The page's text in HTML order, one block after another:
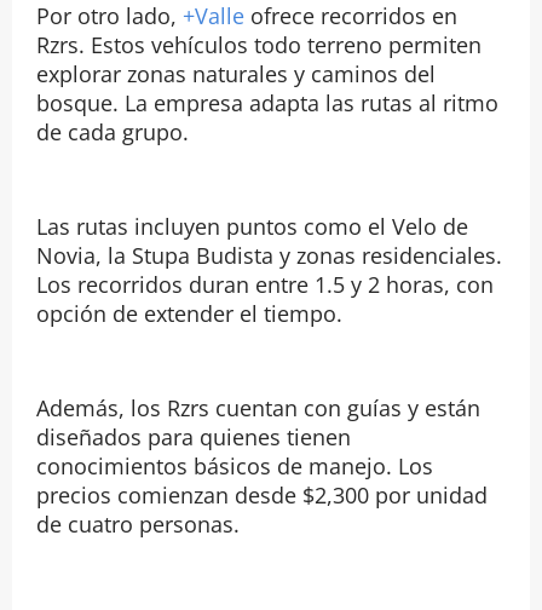
Por otro lado, +Valleofrece recorridos en
Rzrs. Estos vehículos todo terreno permiten
explorar zonas naturales y caminos del
bosque. La empresa adapta las rutas al ritmo
de cada grupo.
Las rutas incluyen puntos como el Velo de
Novia, la Stupa Budista y zonas residenciales.
Los recorridos duran entre 1.5 y 2 horas, con
opción de extender el tiempo.
Además, los Rzrs cuentan con guías y están
diseñados para quienes tienen
conocimientos básicos de manejo. Los
precios comienzan desde $2,300 por unidad
de cuatro personas.